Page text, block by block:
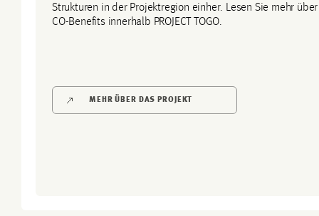
Strukturen in der Projektregion einher. Lesen Sie mehr
CO-Benefits innerhalb PROJECT TOGO.
MEHR ÜBER DAS PROJEKT